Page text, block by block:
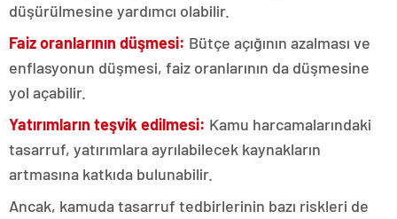
düşürülmesine yardımcı olabilir.
Faizoranlarının düşmesi: Bütçe açığının azalması ve
enflasyonun düşmesi, faiz oranlarının da düşmesine
yol açabilir.
Yatırımların teşvik edilmesi: Kamu harcamalarındaki
tasarruf, yatırımlara ayrılabilecek kaynakların
artmasına katkıda bulunabilir.
Ancak, kamuda tasarruf tedbirlerinin bazı riskleri de